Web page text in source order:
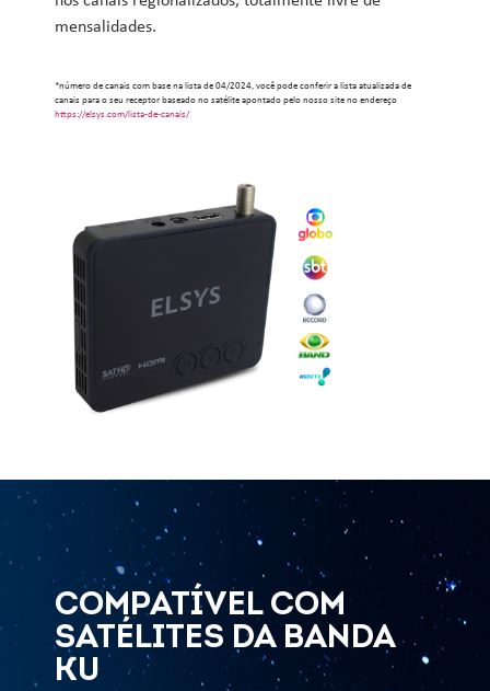
mensalidades.
*número de canais com base na lista de 04/2024, você pode conferir a lista atualizada de
canais para o seu receptor baseado no satélite apontado pelo nosso site no endereço
https://elsys.com/lista-de-canais/
COMPATÍVEL COM
SATÉLITES DA BANDA
KU